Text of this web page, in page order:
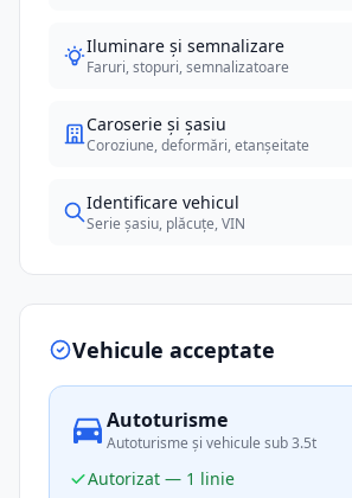
Iluminare și semnalizare
Faruri, stopuri, semnalizatoare
Caroserie și șasiu
Coroziune, deformări, etanșeitate
Identificare vehicul
Serie șasiu, plăcuțe, VIN
Vehicule acceptate
Autoturisme
Autoturisme și vehicule sub 3.5t
Autorizat — 1 linie